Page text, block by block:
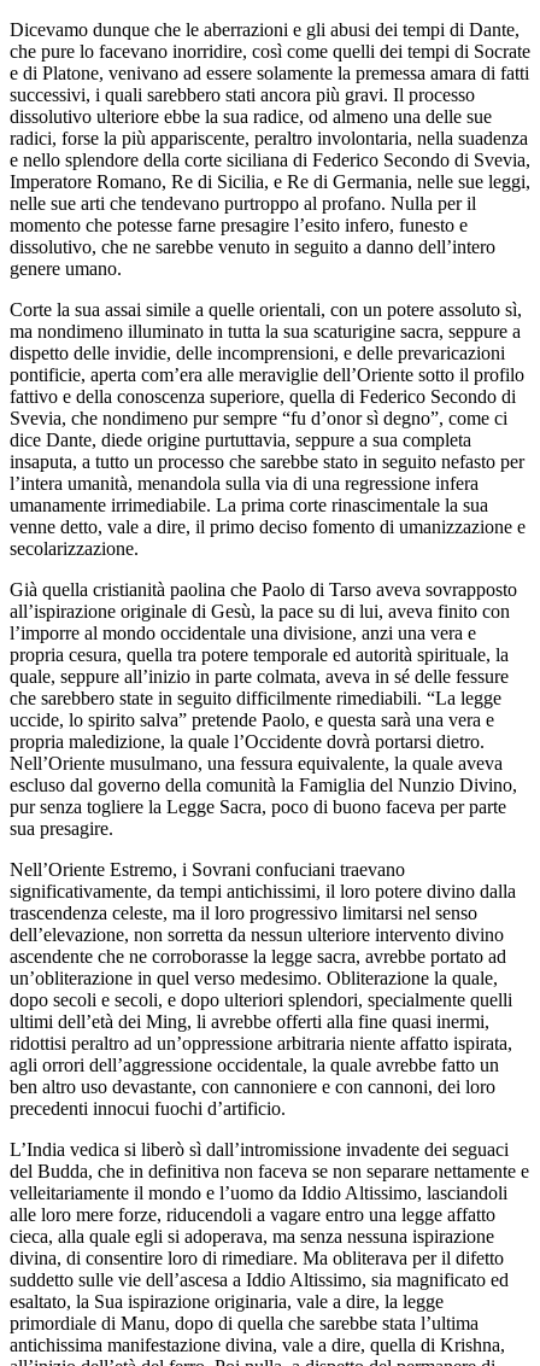
Dicevamo dunque che le aberrazioni e gli abusi dei tempi di Dante,
che pure lo facevano inorridire, così come quelli dei tempi di Socrate
e di Platone, venivano ad essere solamente la premessa amara di fatti
successivi, i quali sarebbero stati ancora più gravi. Il processo
dissolutivo ulteriore ebbe la sua radice, od almeno una delle sue
radici, forse la più appariscente, peraltro involontaria, nella suadenza
e nello splendore della corte siciliana di Federico Secondo di Svevia,
Imperatore Romano, Re di Sicilia, e Re di Germania, nelle sue leggi,
nelle sue arti che tendevano purtroppo al profano. Nulla per il
momento che potesse farne presagire l’esito infero, funesto e
dissolutivo, che ne sarebbe venuto in seguito a danno dell’intero
genere umano.
Corte la sua assai simile a quelle orientali, con un potere assoluto sì,
ma nondimeno illuminato in tutta la sua scaturigine sacra, seppure a
dispetto delle invidie, delle incomprensioni, e delle prevaricazioni
pontificie, aperta com’era alle meraviglie dell’Oriente sotto il profilo
fattivo e della conoscenza superiore, quella di Federico Secondo di
Svevia, che nondimeno pur sempre “fu d’onor sì degno”, come ci
dice Dante, diede origine purtuttavia, seppure a sua completa
insaputa, a tutto un processo che sarebbe stato in seguito nefasto per
l’intera umanità, menandola sulla via di una regressione infera
umanamente irrimediabile. La prima corte rinascimentale la sua
venne detto, vale a dire, il primo deciso fomento di umanizzazione e
secolarizzazione.
Già quella cristianità paolina che Paolo di Tarso aveva sovrapposto
all’ispirazione originale di Gesù, la pace su di lui, aveva finito con
l’imporre al mondo occidentale una divisione, anzi una vera e
propria cesura, quella tra potere temporale ed autorità spirituale, la
quale, seppure all’inizio in parte colmata, aveva in sé delle fessure
che sarebbero state in seguito difficilmente rimediabili. “La legge
uccide, lo spirito salva” pretende Paolo, e questa sarà una vera e
propria maledizione, la quale l’Occidente dovrà portarsi dietro.
Nell’Oriente musulmano, una fessura equivalente, la quale aveva
escluso dal governo della comunità la Famiglia del Nunzio Divino,
pur senza togliere la Legge Sacra, poco di buono faceva per parte
sua presagire.
Nell’Oriente Estremo, i Sovrani confuciani traevano
significativamente, da tempi antichissimi, il loro potere divino dalla
trascendenza celeste, ma il loro progressivo limitarsi nel senso
dell’elevazione, non sorretta da nessun ulteriore intervento divino
ascendente che ne corroborasse la legge sacra, avrebbe portato ad
un’obliterazione in quel verso medesimo. Obliterazione la quale,
dopo secoli e secoli, e dopo ulteriori splendori, specialmente quelli
ultimi dell’età dei Ming, li avrebbe offerti alla fine quasi inermi,
ridottisi peraltro ad un’oppressione arbitraria niente affatto ispirata,
agli orrori dell’aggressione occidentale, la quale avrebbe fatto un
ben altro uso devastante, con cannoniere e con cannoni, dei loro
precedenti innocui fuochi d’artificio.
L’India vedica si liberò sì dall’intromissione invadente dei seguaci
del Budda, che in definitiva non faceva se non separare nettamente e
velleitariamente il mondo e l’uomo da Iddio Altissimo, lasciandoli
alle loro mere forze, riducendoli a vagare entro una legge affatto
cieca, alla quale egli si adoperava, ma senza nessuna ispirazione
divina, di consentire loro di rimediare. Ma obliterava per il difetto
suddetto sulle vie dell’ascesa a Iddio Altissimo, sia magnificato ed
esaltato, la Sua ispirazione originaria, vale a dire, la legge
primordiale di Manu, dopo di quella che sarebbe stata l’ultima
antichissima manifestazione divina, vale a dire, quella di Krishna,